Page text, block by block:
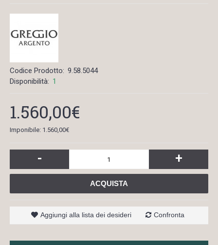
Codice Prodotto: 9.58.5044
Disponibilità: 1
1.560,00€
Imponibile: 1.560,00€
- +
ACQUISTA
Aggiungi alla lista dei desideri Confronta